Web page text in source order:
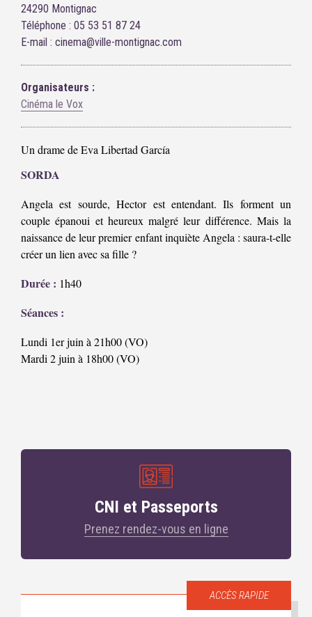
24290 Montignac
Téléphone : 05 53 51 87 24
E-mail : cinema@ville-montignac.com
Organisateurs :
Cinéma le Vox
Un drame de Eva Libertad García
SORDA
Angela est sourde, Hector est entendant. Ils forment un
couple épanoui et heureux malgré leur différence. Mais la
naissance de leur premier enfant inquiète Angela : saura-t-elle
créer un lien avec sa fille ?
Durée : 1h40
Séances :
Lundi 1er juin à 21h00 (VO)
Mardi 2 juin à 18h00 (VO)
CNI et Passeports
Prenez rendez-vous en ligne
ACCÈS RAPIDE